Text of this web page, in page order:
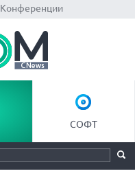
Конференции
СОФТ